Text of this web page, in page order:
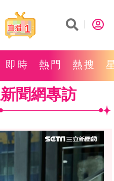
1
即時 熱門 熱搜
聞網專訪